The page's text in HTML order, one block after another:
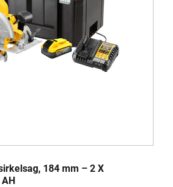
184 mm – 2 X
AH